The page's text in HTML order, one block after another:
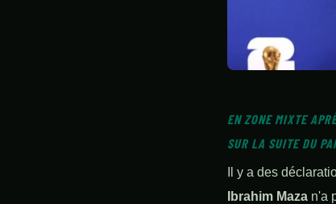
EN ZONE MIXTE
SUR LA SUITE DU
Il y a des
Ibrahim Maza n'a